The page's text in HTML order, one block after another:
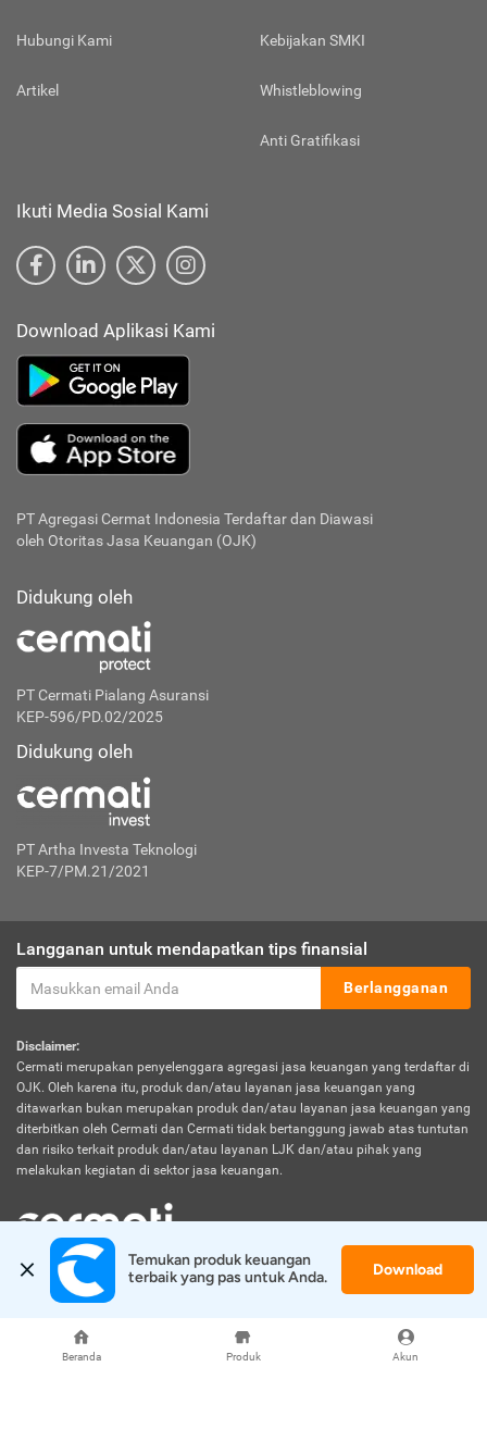
Beranda Produk Akun
Hubungi Kami
Artikel
Kebijakan SMKI
Whistleblowing
Anti Gratifikasi
Ikuti Media Sosial Kami
Download Aplikasi Kami
PT Agregasi Cermat Indonesia Terdaftar dan Diawasi
oleh Otoritas Jasa Keuangan (OJK)
Didukung oleh
PT Cermati Pialang Asuransi
KEP-596/PD.02/2025
Didukung oleh
PT Artha Investa Teknologi
KEP-7/PM.21/2021
Langganan untuk mendapatkan tips finansial
Berlangganan
Disclaimer:
Cermati merupakan penyelenggara agregasi jasa keuangan yang terdaftar di
OJK. Oleh karena itu, produk dan/atau layanan jasa keuangan yang
ditawarkan bukan merupakan produk dan/atau layanan jasa keuangan yang
diterbitkan oleh Cermati dan Cermati tidak bertanggung jawab atas tuntutan
dan risiko terkait produk dan/atau layanan LJK dan/atau pihak yang
melakukan kegiatan di sektor jasa keuangan.
© 2026 Cermati. All Rights Reserved.
Temukan produk keuangan
terbaik yang pas untuk Anda.
Download